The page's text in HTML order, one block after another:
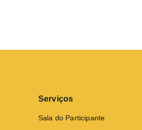
Serviços
Sala do Participante